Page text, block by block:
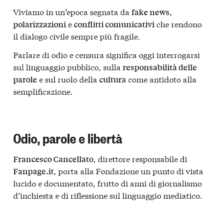
Viviamo in un’epoca segnata da fake news,
polarizzazionieconflitti comunicativiche rendono
il dialogo civile sempre più fragile.
Parlare di odio e censura significa oggi interrogarsi
sul linguaggio pubblico, sulla responsabilità delle
parole e sul ruolo della culturacome antidoto alla
semplificazione.
Odio, parole e libertà
Francesco Cancellato, direttore responsabile di
Fanpage.it, porta alla Fondazione un punto di vista
lucido e documentato, frutto di anni di giornalismo
d’inchiesta e di riflessione sul linguaggio mediatico.